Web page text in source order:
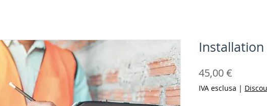
Installation
45,00 €
IVA esclusa |